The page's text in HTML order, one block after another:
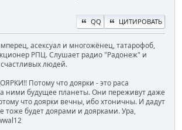
QQ ЦИТИРОВАТЬ
асексуал и многожёнец, татарофоб,
РПЦ. Слушает радио "Радонеж" и
людей.
Потому что доярки - это раса
ними будущее планеты. Они переживут даже
что доярки вечны, ибо хтоничны. И дадут
тоже будет доярами и доярками. Ура,